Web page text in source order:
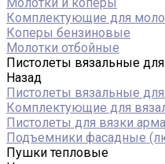
Комплектующие для
Коперы бензиновые
Молотки отбойные
Пистолеты вязальные
Назад
Пистолеты вязальные
Комплектующие для
Пистолеты для вязки
Подъемники фасадные
Пушки тепловые